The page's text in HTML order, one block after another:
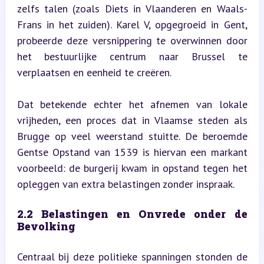
zelfs talen (zoals Diets in Vlaanderen en Waals-
Frans in het zuiden). Karel V, opgegroeid in Gent,
probeerde deze versnippering te overwinnen door
het bestuurlijke centrum naar Brussel te
verplaatsen en eenheid te creëren.
Dat betekende echter het afnemen van lokale
vrijheden, een proces dat in Vlaamse steden als
Brugge op veel weerstand stuitte. De beroemde
Gentse Opstand van 1539 is hiervan een markant
voorbeeld: de burgerij kwam in opstand tegen het
opleggen van extra belastingen zonder inspraak.
2.2 Belastingen en Onvrede onder de
Bevolking
Centraal bij deze politieke spanningen stonden de